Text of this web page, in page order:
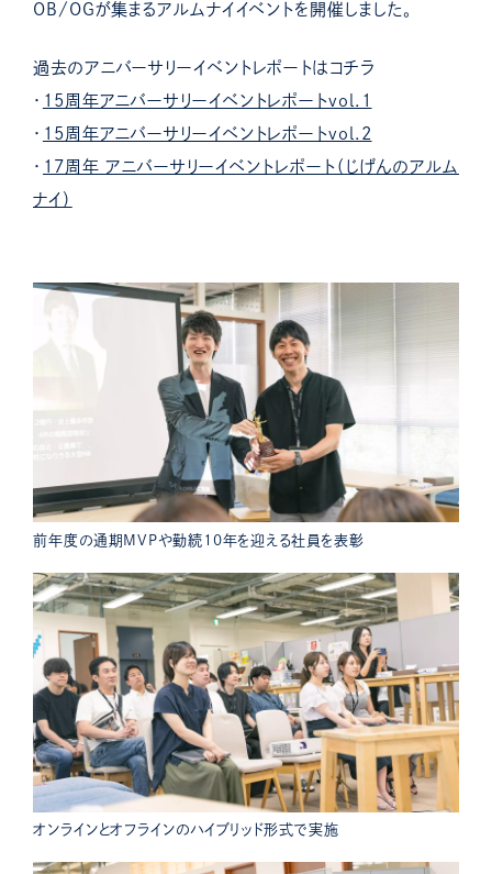
OB/OGが集まるアルムナイイベントを開催しました。
過去のアニバーサリーイベントレポートはコチラ
・ 15周年アニバーサリーイベントレポートvol.1
・ 15周年アニバーサリーイベントレポートvol.2
・ 17周年 アニバーサリーイベントレポート（じげんのアルム
ナイ）
前年度の通期MVPや勤続10年を迎える社員を表彰
オンラインとオフラインのハイブリッド形式で実施